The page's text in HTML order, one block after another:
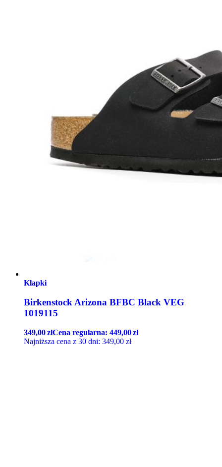
Klapki
Birkenstock Arizona BFBC Black VEG
1019115
349,00złCena regularna:449,00zł
Najniższa cena z 30 dni: 349,00 zł